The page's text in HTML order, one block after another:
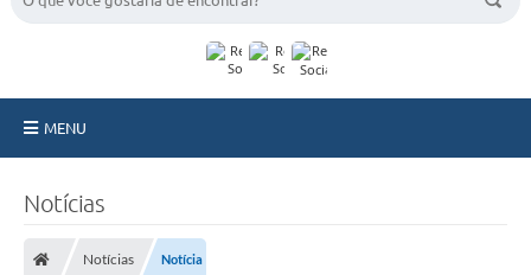
MENU
Notícias
Notícias Notícia